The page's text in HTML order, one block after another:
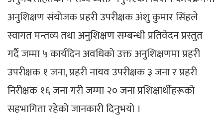
अनुशिक्षण संयोजक प्रहरी उपरीक्षक अंशु कुमार सिंहले
स्वागत मन्तव्य तथा अनुशिक्षण सम्बन्धी प्रतिवेदन प्रस्तुत
गर्दै जम्मा ५ कार्यदिन अवधिको उक्त अनुशिक्षणमा प्रहरी
उपरीक्षक १ जना, प्रहरी नायव उपरीक्षक ३ जना र प्रहरी
निरीक्षक १६ जना गरी जम्मा २० जना प्रशिक्षार्थीहरूको
सहभागिता रहेको जानकारी दिनुभयो ।